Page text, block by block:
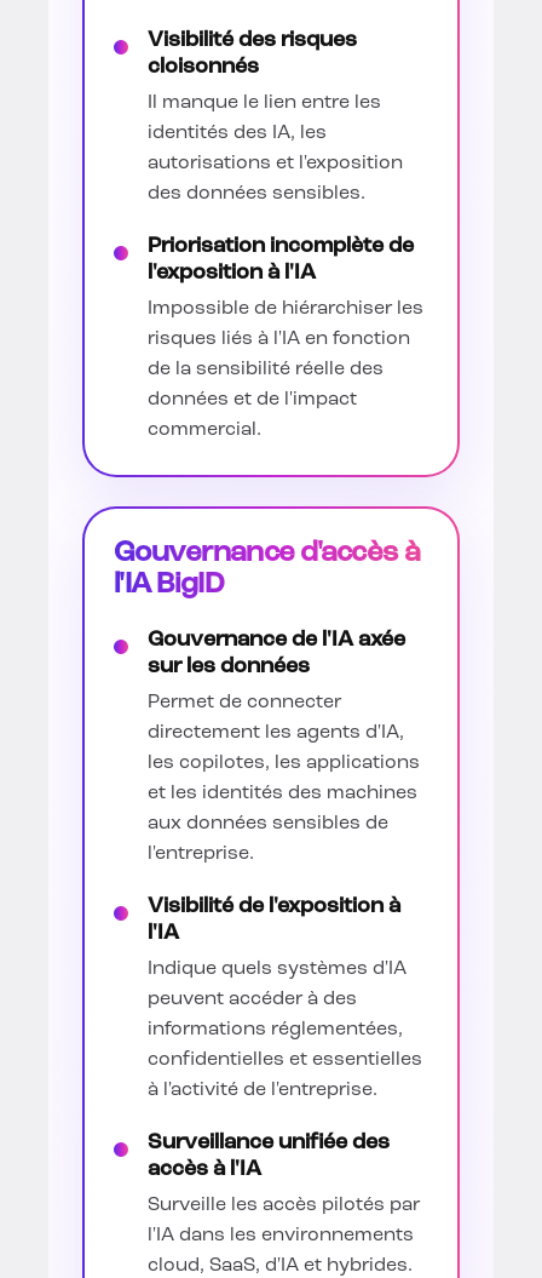
Visibilité des risques
cloisonnés
Il manque le lien entre les
identités des IA, les
autorisations et l'exposition
des données sensibles.
Priorisation incomplète de
l'exposition à l'IA
Impossible de hiérarchiser les
risques liés à l'IA en fonction
de la sensibilité réelle des
données et de l'impact
commercial.
Gouvernance d'accès à
l'IA BigID
Gouvernance de l'IA axée
sur les données
Permet de connecter
directement les agents d'IA,
les copilotes, les applications
et les identités des machines
aux données sensibles de
l'entreprise.
Visibilité de l'exposition à
l'IA
Indique quels systèmes d'IA
peuvent accéder à des
informations réglementées,
confidentielles et essentielles
à l'activité de l'entreprise.
Surveillance unifiée des
accès à l'IA
Surveille les accès pilotés par
l'IA dans les environnements
cloud, SaaS, d'IA et hybrides.